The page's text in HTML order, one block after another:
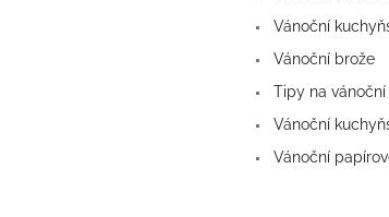
Vánoční
Vánoční brože
Tipy na
Vánoční
Vánoční